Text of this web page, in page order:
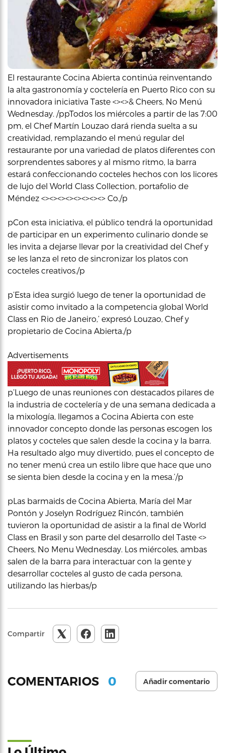
El restaurante Cocina Abierta continúa reinventando
la alta gastronomía y coctelería en Puerto Rico con su
innovadora iniciativa Taste <><>& Cheers, No Menú
Wednesday. /ppTodos los miércoles a partir de las 7:00
pm, el Chef Martín Louzao dará rienda suelta a su
creatividad, remplazando el menú regular del
restaurante por una variedad de platos diferentes con
sorprendentes sabores y al mismo ritmo, la barra
estará confeccionando cocteles hechos con los licores
de lujo del World Class Collection, portafolio de
Méndez <><><><><><><><> Co./p
pCon esta iniciativa, el público tendrá la oportunidad
de participar en un experimento culinario donde se
les invita a dejarse llevar por la creatividad del Chef y
se les lanza el reto de sincronizar los platos con
cocteles creativos./p
p’Esta idea surgió luego de tener la oportunidad de
asistir como invitado a la competencia global World
Class en Rio de Janeiro,’ expresó Louzao, Chef y
propietario de Cocina Abierta./p
Advertisements
p’Luego de unas reuniones con destacados pilares de
la industria de coctelería y de una semana dedicada a
la mixología, llegamos a Cocina Abierta con este
innovador concepto donde las personas escogen los
platos y cocteles que salen desde la cocina y la barra.
Ha resultado algo muy divertido, pues el concepto de
no tener menú crea un estilo libre que hace que uno
se sienta bien desde la cocina y en la mesa.’/p
pLas barmaids de Cocina Abierta, María del Mar
Pontón y Joselyn Rodríguez Rincón, también
tuvieron la oportunidad de asistir a la final de World
Class en Brasil y son parte del desarrollo del Taste <>
Cheers, No Menu Wednesday. Los miércoles, ambas
salen de la barra para interactuar con la gente y
desarrollar cocteles al gusto de cada persona,
utilizando las hierbas/p
Compartir
COMENTARIOS 0 Añadir comentario